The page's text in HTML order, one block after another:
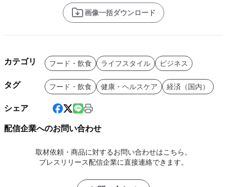
画像一括ダウンロード
カテゴリ フード・飲食 ライフスタイル ビジネス
タグ フード・飲食 健康・ヘルスケア 経済（国内）
シェア
配信企業へのお問い合わせ
取材依頼・商品に対するお問い合わせはこちら。
プレスリリース配信企業に直接連絡できます。